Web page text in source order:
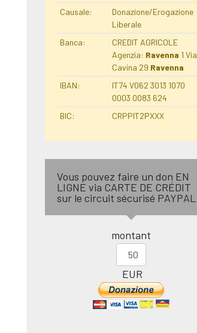
Causale:
Donazione/Erogazione
Liberale
Banca:
CREDIT AGRICOLE
Agenzia: Ravenna 1 Via
Cavina 29 Ravenna
IBAN:
IT74 V062 3013 1070
0003 0083 624
BIC:
CRPPIT2PXXX
Vous pouvez faire un don EN
LIGNE via CARTE DE CRÉDIT
sur le circuit sécurisé PAYPAL
montant
EUR